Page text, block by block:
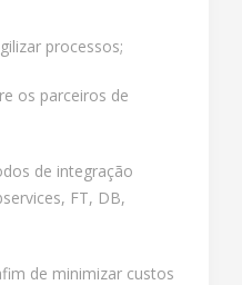
processos;
os parceiros de
de integração
FT, DB,
de minimizar custos